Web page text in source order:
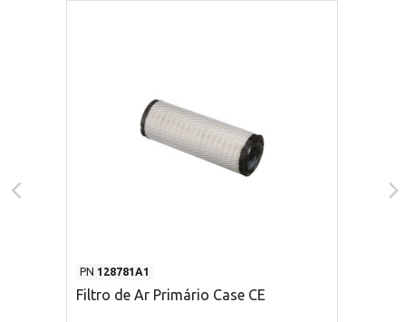
PN 128781A1
Filtro de Ar Primário Case CE